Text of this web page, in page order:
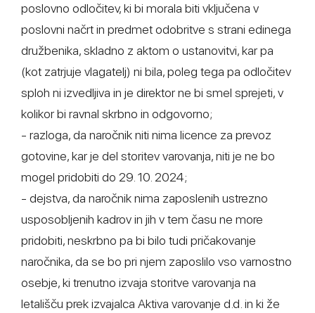
poslovno odločitev, ki bi morala biti vključena v
poslovni načrt in predmet odobritve s strani edinega
družbenika, skladno z aktom o ustanovitvi, kar pa
(kot zatrjuje vlagatelj) ni bila, poleg tega pa odločitev
sploh ni izvedljiva in je direktor ne bi smel sprejeti, v
kolikor bi ravnal skrbno in odgovorno;
- razloga, da naročnik niti nima licence za prevoz
gotovine, kar je del storitev varovanja, niti je ne bo
mogel pridobiti do 29. 10. 2024;
- dejstva, da naročnik nima zaposlenih ustrezno
usposobljenih kadrov in jih v tem času ne more
pridobiti, neskrbno pa bi bilo tudi pričakovanje
naročnika, da se bo pri njem zaposlilo vso varnostno
osebje, ki trenutno izvaja storitve varovanja na
letališču prek izvajalca Aktiva varovanje d.d. in ki že